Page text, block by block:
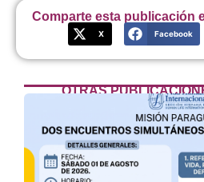
OTRAS
Comparte esta publicación
X Facebook